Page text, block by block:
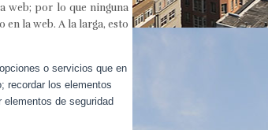
web; por lo que ninguna
la web. A la larga, esto
o servicios que en
recordar los elementos
de seguridad